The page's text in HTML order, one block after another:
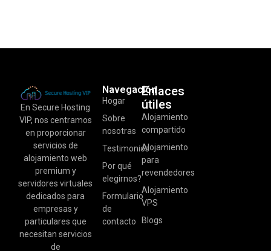
En Secure Hosting
VIP, nos centramos
en proporcionar
servicios de
alojamiento web
premium y
servidores virtuales
dedicados para
empresas y
particulares que
necesitan servicios
de
Navegación
Hogar
Sobre
nosotras
Testimonios
Por qué
elegirnos?
Formulario
de
contacto
Enlaces
útiles
Alojamiento
compartido
Alojamiento
para
revendedores
Alojamiento
VPS
Blogs